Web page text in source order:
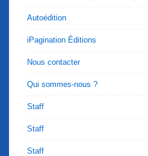
Autoédition
iPagination Éditions
Nous contacter
Qui sommes-nous ?
Staff
Staff
Staff